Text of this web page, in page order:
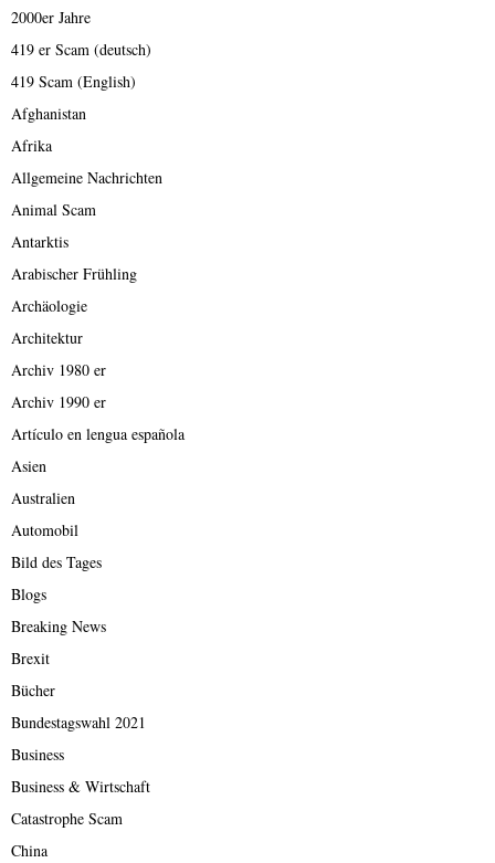
2000er Jahre
419 er Scam (deutsch)
419 Scam (English)
Afghanistan
Afrika
Allgemeine Nachrichten
Animal Scam
Antarktis
Arabischer Frühling
Archäologie
Architektur
Archiv 1980 er
Archiv 1990 er
Artículo en lengua española
Asien
Australien
Automobil
Bild des Tages
Blogs
Breaking News
Brexit
Bücher
Bundestagswahl 2021
Business
Business & Wirtschaft
Catastrophe Scam
China